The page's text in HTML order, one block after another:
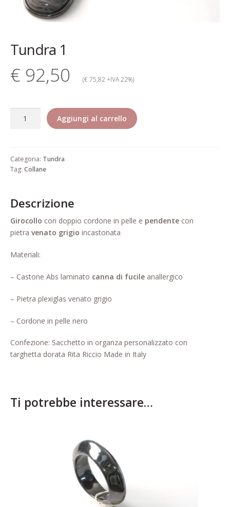
Gioielli alta bigiotteria di lusso
Il mio account
Pagina di esempio.
Refund and Returns Policy
Rintraccia il tuo ordine
Tundra 1
€ 92,50 (€ 75,82 +IVA 22%)
Aggiungi al carrello
Categoria: Tundra
Tag: Collane
Descrizione
Girocollo con doppio cordone in pelle e pendentecon
pietra venato grigio incastonata
Materiali:
– Castone Abs laminato canna di fucileanallergico
– Pietra plexiglas venato grigio
– Cordone in pelle nero
Confezione: Sacchetto in organza personalizzato con
targhetta dorata Rita Riccio Made in Italy
Ti potrebbe interessare…